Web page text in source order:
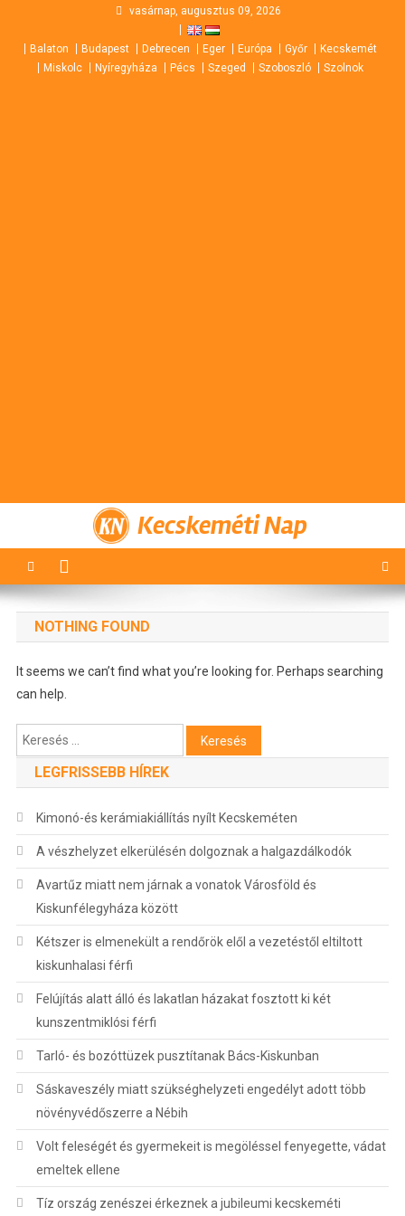
content
vasárnap, augusztus 09, 2026
Balaton Budapest Debrecen Eger Európa Győr
Kecskemét
Miskolc
Nyíregyháza Pécs Szeged Szoboszló Szolnok
Kecskeméti Nap
NOTHING FOUND
It seems we can’t find what you’re looking for. Perhaps searching
can help.
Keresés:
LEGFRISSEBB HÍREK
Kimonó-és kerámiakiállítás nyílt Kecskeméten
A vészhelyzet elkerülésén dolgoznak a halgazdálkodók
Avartűz miatt nem járnak a vonatok Városföld és
Kiskunfélegyháza között
Kétszer is elmenekült a rendőrök elől a vezetéstől eltiltott
kiskunhalasi férfi
Felújítás alatt álló és lakatlan házakat fosztott ki két
kunszentmiklósi férfi
Tarló- és bozóttüzek pusztítanak Bács-Kiskunban
Sáskaveszély miatt szükséghelyzeti engedélyt adott több
növényvédőszerre a Nébih
Volt feleségét és gyermekeit is megöléssel fenyegette, vádat
emeltek ellene
Tíz ország zenészei érkeznek a jubileumi kecskeméti